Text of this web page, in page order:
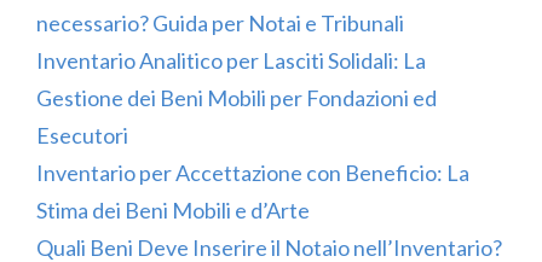
necessario? Guida per Notai e Tribunali
Inventario Analitico per Lasciti Solidali: La
Gestione dei Beni Mobili per Fondazioni ed
Esecutori
Inventario per Accettazione con Beneficio: La
Stima dei Beni Mobili e d’Arte
Quali Beni Deve Inserire il Notaio nell’Inventario?